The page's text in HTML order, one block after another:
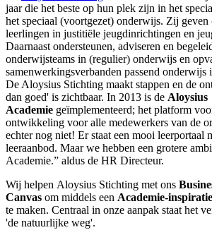
jaar die het beste op hun plek zijn in het
het speciaal (voortgezet) onderwijs. Zij
leerlingen in justitiële jeugdinrichtingen en
Daarnaast ondersteunen, adviseren en
onderwijsteams in (regulier) onderwijs en
samenwerkingsverbanden passend onderwijs
De Aloysius Stichting maakt stappen en de
dan goed' is zichtbaar. In 2013 is de Aloysius
Academie geïmplementeerd; het platform
ontwikkeling voor alle medewerkers van de
echter nog niet! Er staat een mooi leerportaal
leeraanbod. Maar we hebben een grotere
Academie.” aldus de HR Directeur.
Wij helpen Aloysius Stichting met ons
Canvas om middels een Academie-
te maken. Centraal in onze aanpak staat het
'de natuurlijke weg'.